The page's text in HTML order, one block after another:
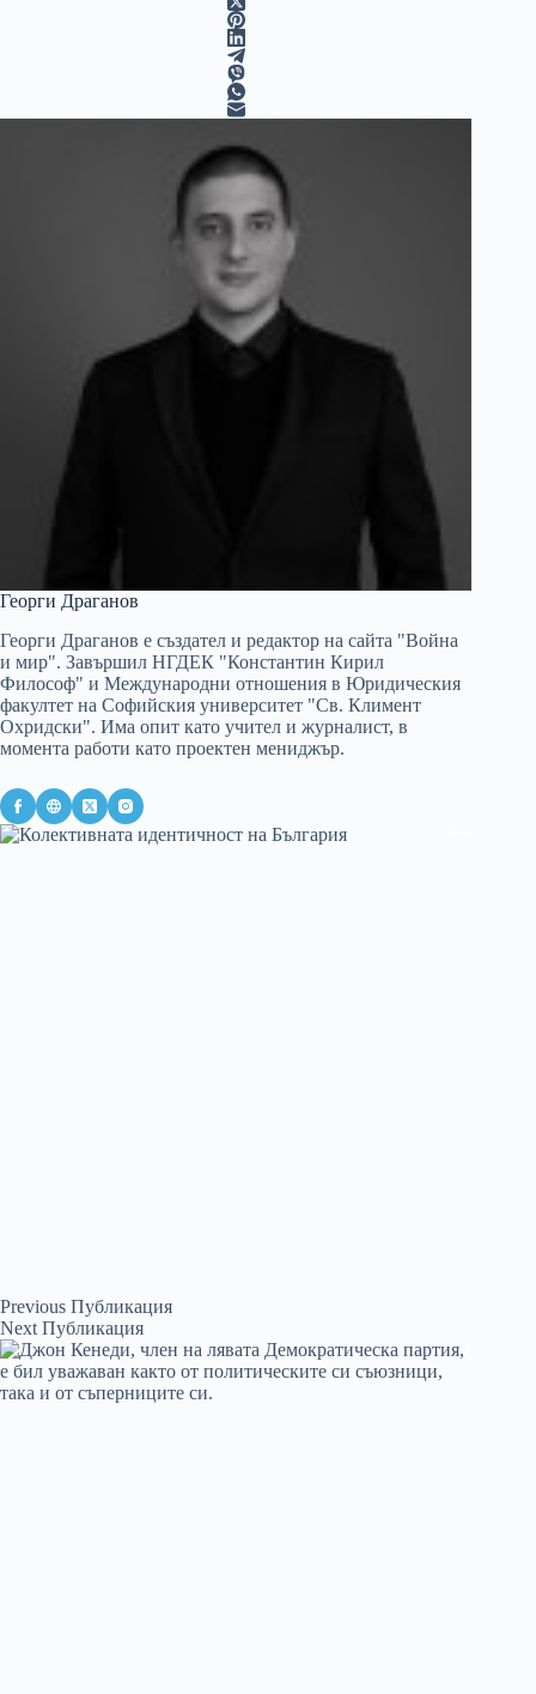
Георги Драганов
Георги Драганов е създател и редактор на сайта "Война
и мир". Завършил НГДЕК "Константин Кирил
Философ" и Международни отношения в Юридическия
факултет на Софийския университет "Св. Климент
Охридски". Има опит като учител и журналист, в
момента работи като проектен мениджър.
Previous Публикация
Next Публикация